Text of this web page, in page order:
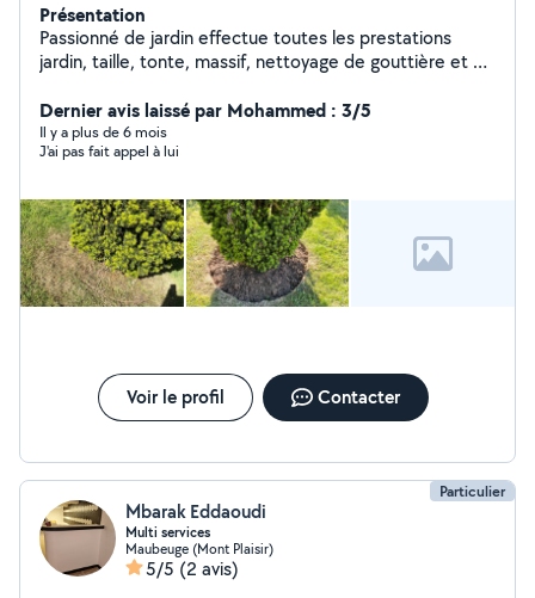
Présentation
Passionné de jardin effectue toutes les prestations
jardin, taille, tonte, massif, nettoyage de gouttière et de
Matériels électrique sur batterie pour moins de
nuisance sonore et 0 émission de CO2.
Dernier avis laissé par Mohammed : 3/5
Il y a plus de 6 mois
J'ai pas fait appel à lui
Voir le profil Contacter
Particulier
Mbarak Eddaoudi
Multi services
Maubeuge (Mont Plaisir)
5/5 (2 avis)